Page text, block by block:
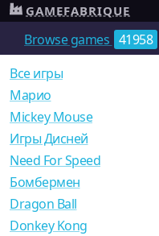
Browse games 41958
GAMEFABRIQUE
Все игры
Mарио
Mickey Mouse
Игры Дисней
Need For Speed
Бомбермен
Dragon Ball
Donkey Kong